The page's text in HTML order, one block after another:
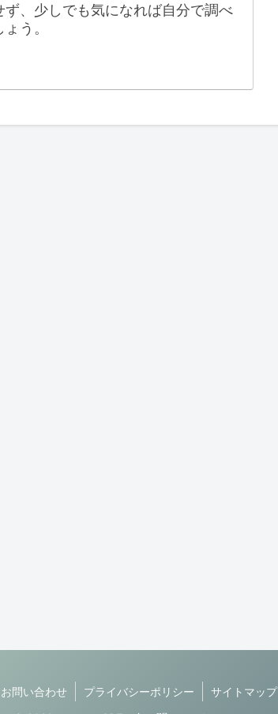
、少しでも気になれば自分で調べ
う。
お問い合わせ プライバシーポリシー
サイトマップ